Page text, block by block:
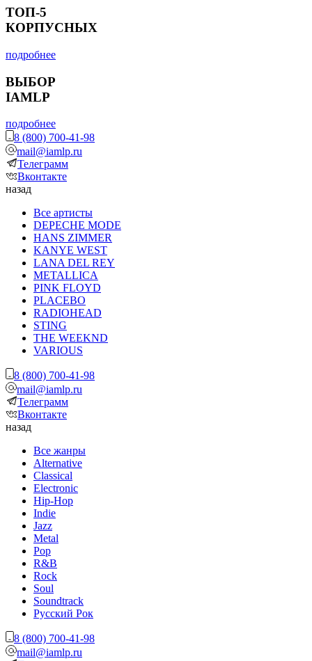
ТОП-5
КОРПУСНЫХ
подробнее
ВЫБОР
IAMLP
подробнее
8 (800) 700-41-98
mail@iamlp.ru
Телеграмм
Вконтакте
назад
Все артисты
DEPECHE MODE
HANS ZIMMER
KANYE WEST
LANA DEL REY
METALLICA
PINK FLOYD
PLACEBO
RADIOHEAD
STING
THE WEEKND
VARIOUS
8 (800) 700-41-98
mail@iamlp.ru
Телеграмм
Вконтакте
назад
Все жанры
Alternative
Classical
Electronic
Hip-Hop
Indie
Jazz
Metal
Pop
R&B
Rock
Soul
Soundtrack
Русский Рок
8 (800) 700-41-98
mail@iamlp.ru